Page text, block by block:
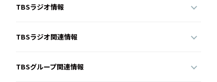
TBSラジオ情報
TBSラジオ関連情報
TBSグループ関連情報